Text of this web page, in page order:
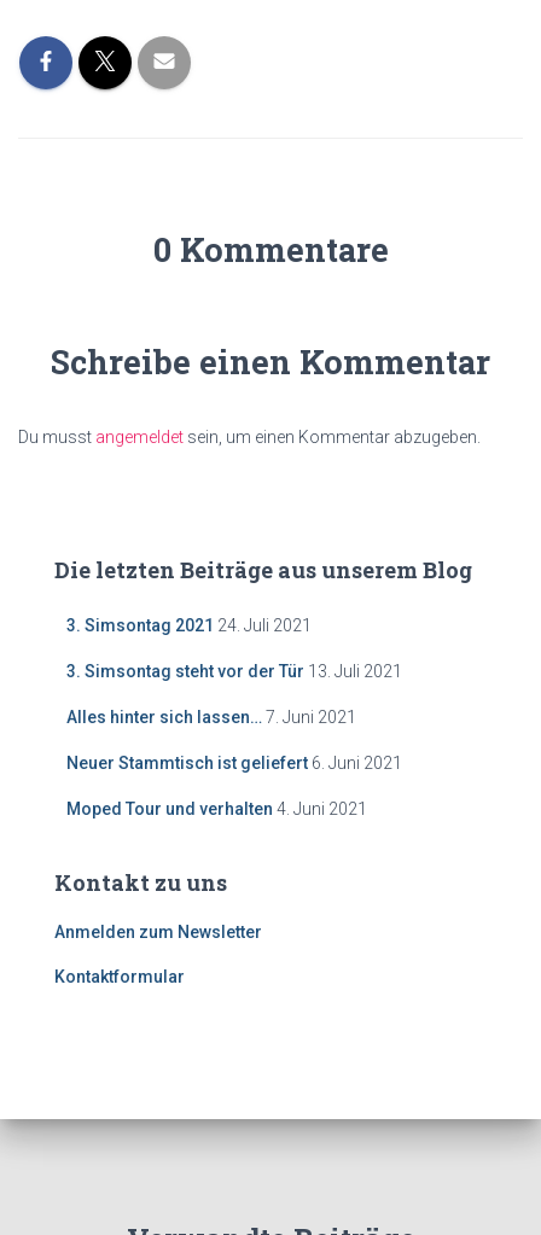
0 Kommentare
Schreibe einen Kommentar
Du musst angemeldet sein, um einen Kommentar abzugeben.
Die letzten Beiträge aus unserem Blog
3. Simsontag 2021 24. Juli 2021
3. Simsontag steht vor der Tür 13. Juli 2021
Alles hinter sich lassen…7. Juni 2021
Neuer Stammtisch ist geliefert 6. Juni 2021
Moped Tour und verhalten 4. Juni 2021
Kontakt zu uns
Anmelden zum Newsletter
Kontaktformular